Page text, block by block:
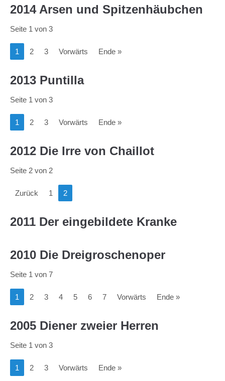
2014 Arsen und Spitzenhäubchen
Seite 1 von 3
1 2 3 Vorwärts Ende »
2013 Puntilla
Seite 1 von 3
1 2 3 Vorwärts Ende »
2012 Die Irre von Chaillot
Seite 2 von 2
Zurück 1 2
2011 Der eingebildete Kranke
2010 Die Dreigroschenoper
Seite 1 von 7
1 2 3 4 5 6 7 Vorwärts Ende »
2005 Diener zweier Herren
Seite 1 von 3
1 2 3 Vorwärts Ende »